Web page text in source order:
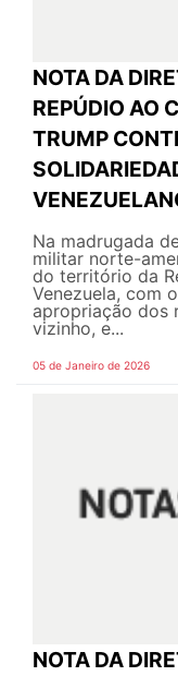
NOTA DA
REPÚDIO AO
TRUMP
Na madrugada
militar norte-
do território da
Venezuela, com
apropriação dos
vizinho, e...
05 de Janeiro de 2026
NOTA DA